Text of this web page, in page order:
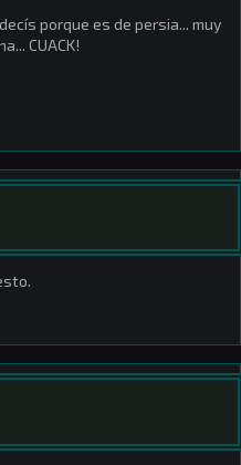
porque es de persia... muy
CUACK!